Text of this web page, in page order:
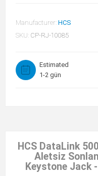
Manufacturer: HCS
SKU: CP-RJ-10085
Estimated
1-2 gün
HCS DataLink
Aletsiz
Keystone Jack